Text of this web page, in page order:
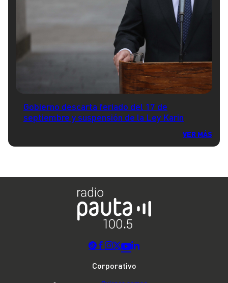
Gobierno descarta feriado del 17 de
septiembre y suspensión de la Ley Karin
VER MÁS
Corporativo